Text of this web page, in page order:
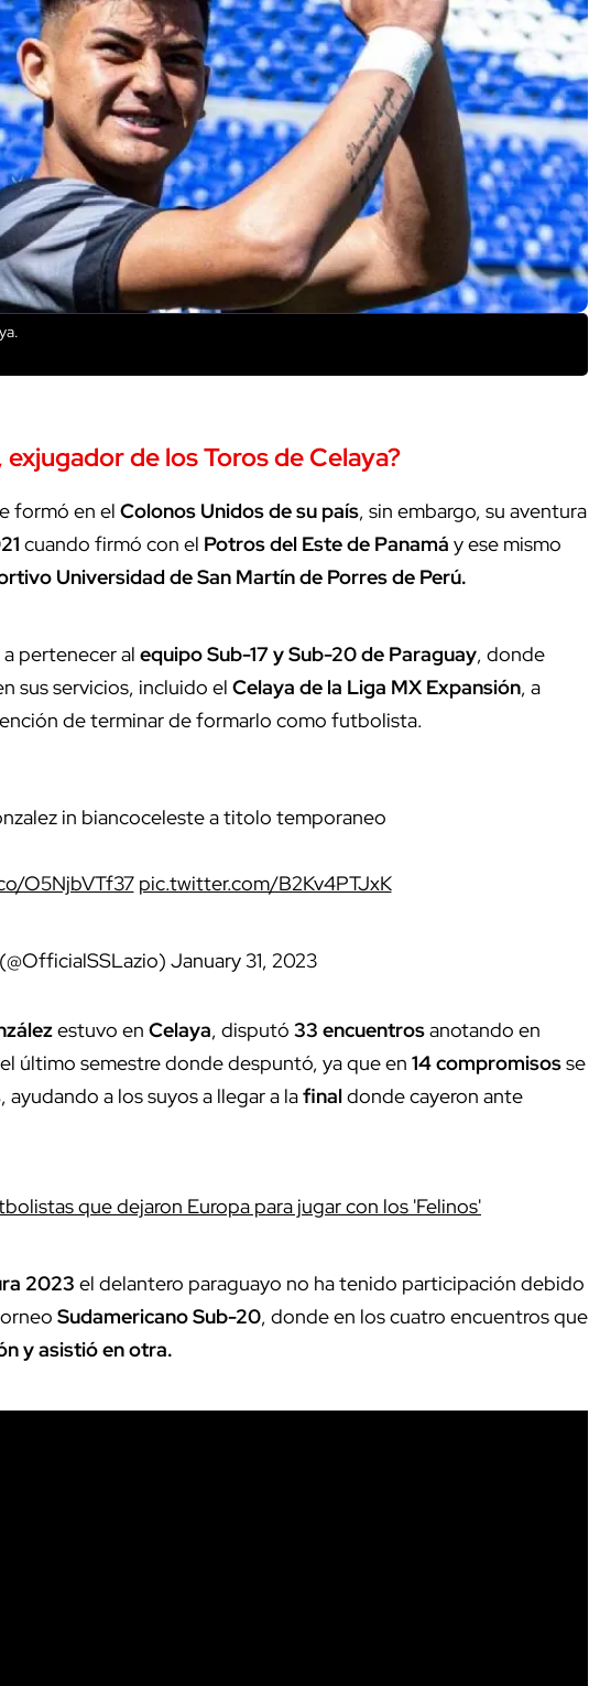
de los Toros de Celaya?
formó en el Colonos Unidos de su país, sin embargo, su aventura
cuando firmó con el Potros del Este de Panamá y ese mismo
Universidad de San Martín de Porres de Perú.
pertenecer al equipo Sub-17 y Sub-20 de Paraguay, donde
sus servicios, incluido el Celaya de la Liga MX Expansión, a
de terminar de formarlo como futbolista.
in biancoceleste a titolo temporaneo
O5NjbVTf37 pic.twitter.com/B2Kv4PTJxK
January 31, 2023
estuvo en Celaya, disputó 33 encuentrosanotando en
último semestre donde despuntó, ya que en 14 compromisosse
, ayudando a los suyos a llegar a lafinaldonde cayeron ante
que dejaron Europa para jugar con los 'Felinos'
2023 el delantero paraguayo no ha tenido participación debido
Sudamericano Sub-20, donde en los cuatro encuentros que
y asistió en otra.